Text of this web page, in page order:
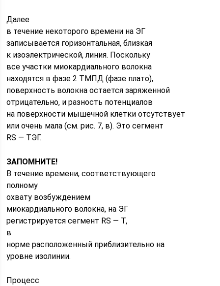
Далее
в течение некоторого времени на ЭГ
записывается горизонтальная, близкая
к изоэлектрической, линия. Поскольку
все участки миокардиального волокна
находятся в фазе 2 ТМПД (фазе плато),
поверхность волокна остается заряженной
отрицательно, и разность потенциалов
на поверхности мышечной клетки отсутствует
или очень мала (см. рис. 7, в). Это сегмент
RS — ТЭГ.
ЗАПОМНИТЕ!
В течение времени, соответствующего
полному
охвату возбуждением
миокардиального волокна, на ЭГ
регистрируется сегмент RS — Т,
в
норме расположенный приблизительно на
уровне изолинии.
Процесс